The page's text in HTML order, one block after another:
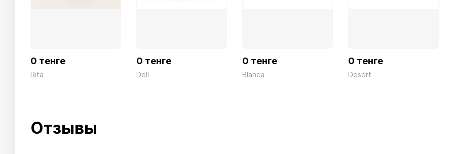
0 тенге
Rita
0 тенге
Dell
0 тенге
Blanca
0 тенге
Desert
Отзывы